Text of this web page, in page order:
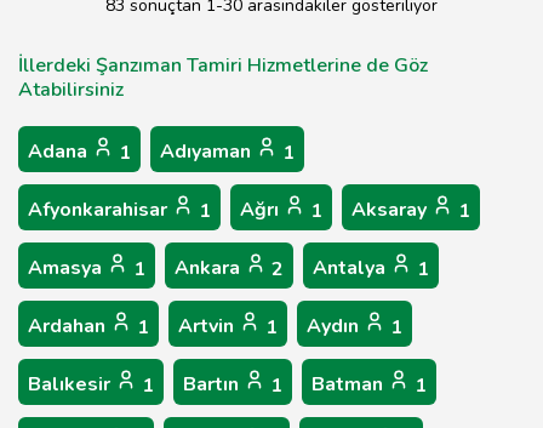
83 sonuçtan 1-30 arasındakiler gösteriliyor
İllerdeki Şanzıman Tamiri Hizmetlerine de Göz
Atabilirsiniz
Adana 1 Adıyaman 1
Afyonkarahisar 1 Ağrı 1 Aksaray 1
Amasya 1 Ankara 2 Antalya 1
Ardahan 1 Artvin 1 Aydın 1
Balıkesir 1 Bartın 1 Batman 1